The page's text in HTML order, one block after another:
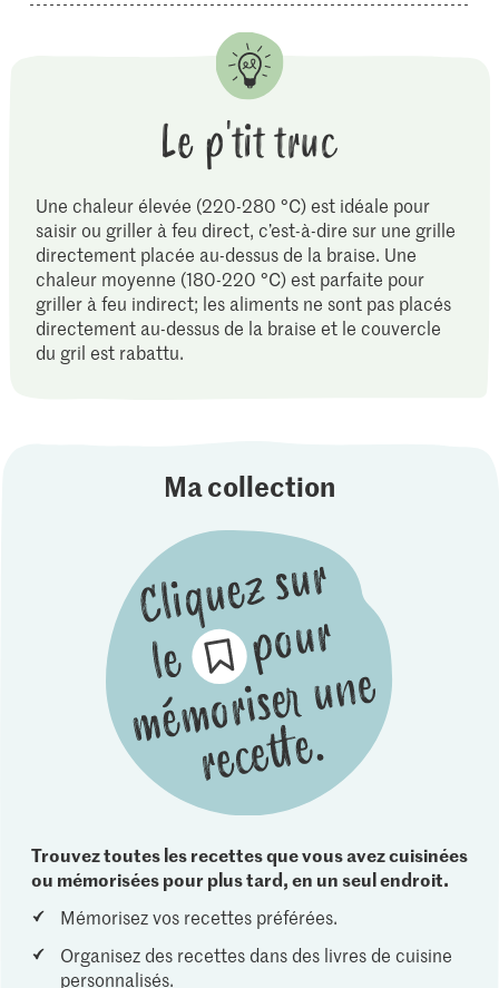
Le p'tit truc
Une chaleur élevée (220-280 °C) est idéale pour
saisir ou griller à feu direct, c’est-à-dire sur une grille
directement placée au-dessus de la braise. Une
chaleur moyenne (180-220 °C) est parfaite pour
griller à feu indirect; les aliments ne sont pas placés
directement au-dessus de la braise et le couvercle
du gril est rabattu.
Ma collection
Trouvez toutes les recettes que vous avez cuisinées
ou mémorisées pour plus tard, en un seul endroit.
Mémorisez vos recettes préférées.
Organisez des recettes dans des livres de cuisine
personnalisés.